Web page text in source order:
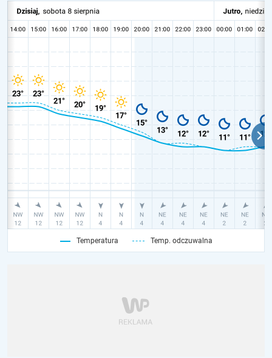
Temperatura Temp. odczuwalna